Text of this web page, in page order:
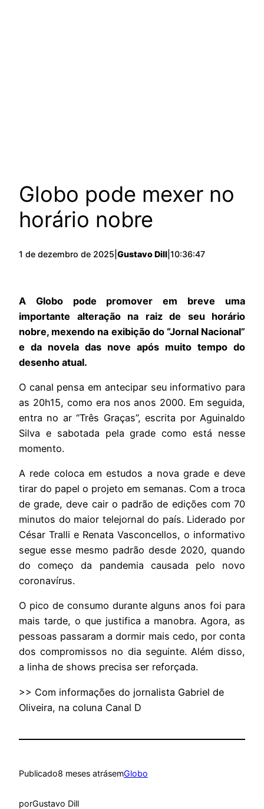
Globo pode mexer no
horário nobre
1 de dezembro de 2025 Gustavo Dill 10:36:47
A Globo pode promover em breve uma
importante alteração na raiz de seu horário
nobre, mexendo na exibição do “Jornal Nacional”
e da novela das nove após muito tempo do
desenho atual.
O canal pensa em antecipar seu informativo para
as 20h15, como era nos anos 2000. Em seguida,
entra no ar “Três Graças”, escrita por Aguinaldo
Silva e sabotada pela grade como está nesse
momento.
A rede coloca em estudos a nova grade e deve
tirar do papel o projeto em semanas. Com a troca
de grade, deve cair o padrão de edições com 70
minutos do maior telejornal do país. Liderado por
César Tralli e Renata Vasconcellos, o informativo
segue esse mesmo padrão desde 2020, quando
do começo da pandemia causada pelo novo
coronavírus.
O pico de consumo durante alguns anos foi para
mais tarde, o que justifica a manobra. Agora, as
pessoas passaram a dormir mais cedo, por conta
dos compromissos no dia seguinte. Além disso,
a linha de shows precisa ser reforçada.
>> Com informações do jornalista Gabriel de
Oliveira, na coluna Canal D
Publicado8 meses atrásemGlobo
porGustavo Dill